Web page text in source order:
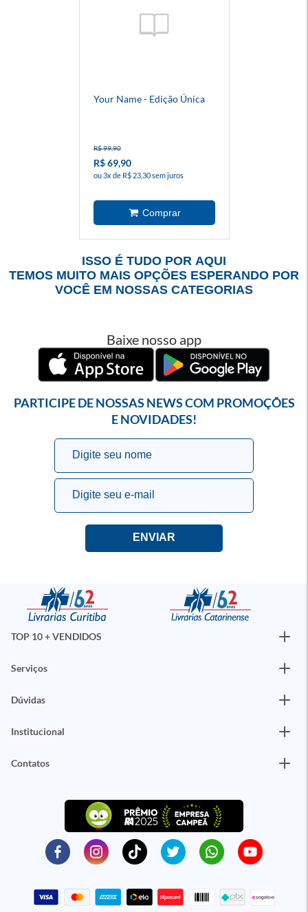
Your Name - Edição Única
R$ 99,90
R$ 69,90
ou 3x de R$ 23,30 sem juros
ISSO É TUDO POR AQUI
TEMOS MUITO MAIS OPÇÕES ESPERANDO POR
VOCÊ EM NOSSAS CATEGORIAS
Baixe nosso app
PARTICIPE DE NOSSAS NEWS COM PROMOÇÕES
E NOVIDADES!
TOP 10 + VENDIDOS
Serviços
Dúvidas
Institucional
Contatos